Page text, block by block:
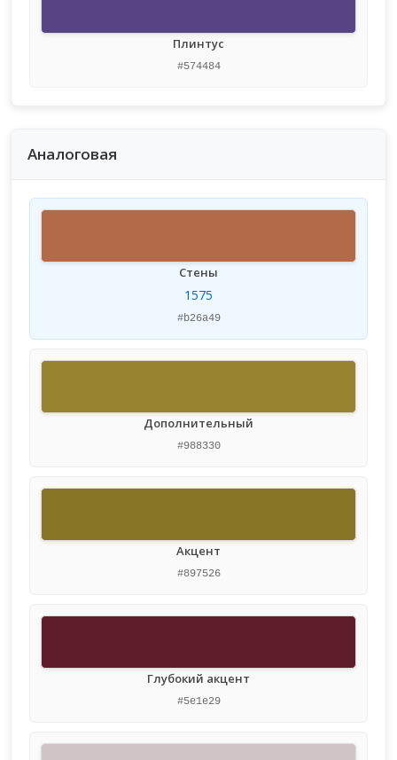
Плинтус
#574484
Аналоговая
Стены
1575
#b26a49
Дополнительный
#988330
Акцент
#897526
Глубокий акцент
#5e1e29